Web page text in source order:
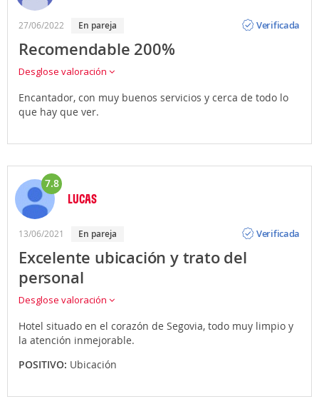
27/06/2022 en pareja
Verificada
Recomendable 200%
Desglose valoración
Encantador, con muy buenos servicios y cerca de todo lo
que hay que ver.
7.8
LUCAS
13/06/2021 en pareja
Verificada
Excelente ubicación y trato del
personal
Desglose valoración
Hotel situado en el corazón de Segovia, todo muy limpio y
la atención inmejorable.
POSITIVO: Ubicación